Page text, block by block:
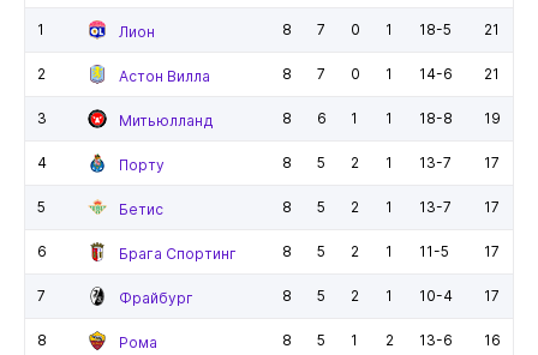
1 Лион 8 7 0 1 18-5 21
2 Астон Вилла 8 7 0 1 14-6 21
3 Митьюлланд 8 6 1 1 18-8 19
4 Порту 8 5 2 1 13-7 17
5 Бетис 8 5 2 1 13-7 17
6 Брага Спортинг 8 5 2 1 11-5 17
7 Фрайбург 8 5 2 1 10-4 17
8 Рома 8 5 1 2 13-6 16